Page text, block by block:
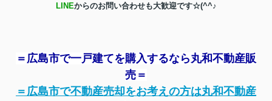
LINEからのお問い合わせも大歓迎です☆(^^♪
＝広島市で一戸建てを購入するなら丸和不動産販
売＝
＝広島市で不動産売却をお考えの方は丸和不動産